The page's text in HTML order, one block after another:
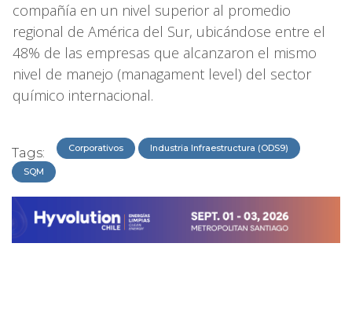
compañía en un nivel superior al promedio
regional de América del Sur, ubicándose entre el
48% de las empresas que alcanzaron el mismo
nivel de manejo (managament level) del sector
químico internacional.
Tags: Corporativos Industria Infraestructura (ODS9)
SQM